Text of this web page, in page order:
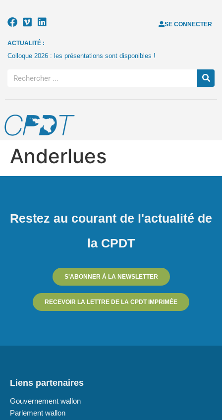
SE CONNECTER
ACTUALITÉ :
Colloque 2026 : les présentations sont disponibles !
Anderlues
Restez au courant de l'actualité de
la CPDT
S'ABONNER À LA NEWSLETTER
RECEVOIR LA LETTRE DE LA CPDT IMPRIMÉE
Liens partenaires
Gouvernement wallon
Parlement wallon